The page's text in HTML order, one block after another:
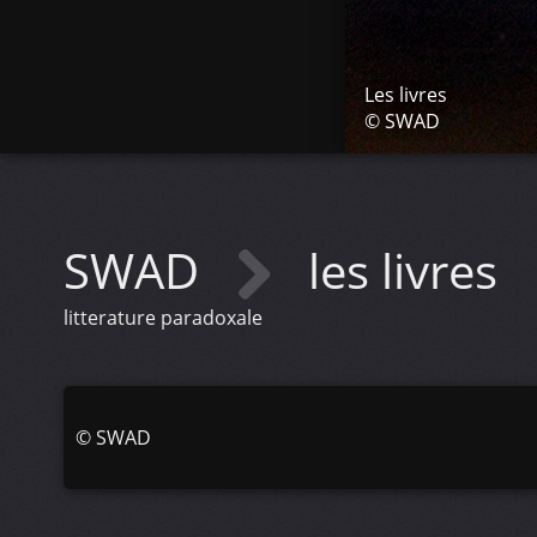
Les livres
© SWAD
SWAD les livres
litterature paradoxale
©SWAD